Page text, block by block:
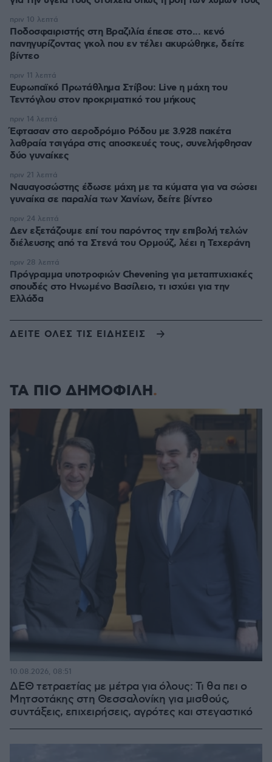
Ποδοσφαιριστής στη Βραζιλία έπεσε στο... κενό
πανηγυρίζοντας γκολ που εν τέλει ακυρώθηκε, δείτε
βίντεο
πριν 10 λεπτά
Ευρωπαϊκό Πρωτάθλημα Στίβου: Live η μάχη του
Τεντόγλου στον προκριματικό του μήκους
πριν 11 λεπτά
Έφτασαν στο αεροδρόμιο Ρόδου με 3.928 πακέτα
λαθραία τσιγάρα στις αποσκευές τους, συνελήφθησαν
δύο γυναίκες
πριν 14 λεπτά
Ναυαγοσώστης έδωσε μάχη με τα κύματα για να σώσει
γυναίκα σε παραλία των Χανίων, δείτε βίντεο
πριν 21 λεπτά
Δεν εξετάζουμε επί του παρόντος την επιβολή τελών
διέλευσης από τα Στενά του Ορμούζ, λέει η Τεχεράνη
πριν 24 λεπτά
Πρόγραμμα υποτροφιών Chevening για μεταπτυχιακές
σπουδές στο Ηνωμένο Βασίλειο, τι ισχύει για την
Ελλάδα
πριν 28 λεπτά
ΔΕΙΤΕ ΟΛΕΣ ΤΙΣ ΕΙΔΗΣΕΙΣ
ΤΑ ΠΙΟ ΔΗΜΟΦΙΛΗ
ΔΕΘ τετραετίας με μέτρα για όλους: Τι θα πει ο
Μητσοτάκης στη Θεσσαλονίκη για μισθούς,
συντάξεις, επιχειρήσεις, αγρότες και στεγαστικό
10.08.2026, 08:51